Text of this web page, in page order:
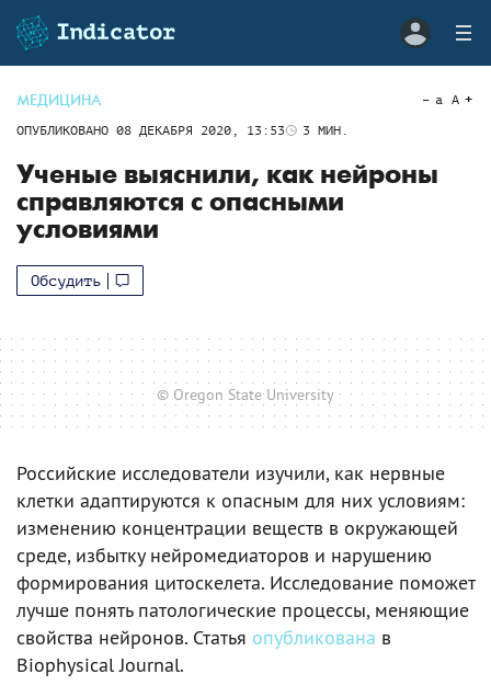
МЕДИЦИНА
ОПУБЛИКОВАНО 08 ДЕКАБРЯ 2020, 13:53 3 МИН.
a A
Ученые выяснили, как нейроны
справляются с опасными
условиями
Обсудить
© Oregon State University
Российские исследователи изучили, как нервные
клетки адаптируются к опасным для них условиям:
изменению концентрации веществ в окружающей
среде, избытку нейромедиаторов и нарушению
формирования цитоскелета. Исследование поможет
лучше понять патологические процессы, меняющие
свойства нейронов. Статья опубликована в
Biophysical Journal.